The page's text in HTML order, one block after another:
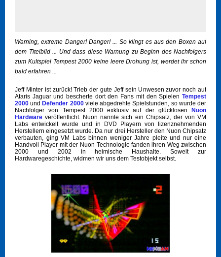
Warning, extreme Danger! Danger! ... So klingt es aus den Boxen auf
dem Titelbild ... Und dass diese Warnung zu Beginn des Nachfolgers
zum Kultspiel Tempest 2000 keine leere Drohung ist, werdet ihr schon
bald erfahren ...
Jeff Minter ist zurück! Trieb der gute Jeff sein Unwesen zuvor noch auf
Ataris Jaguar und bescherte dort den Fans mit den Spielen Tempest
2000 und Defender 2000viele abgedrehte Spielstunden, so wurde der
Nachfolger von Tempest 2000 exklusiv auf der glücklosen
Nuon
Hardware veröffentlicht. Nuon nannte sich ein Chipsatz, der von VM
Labs entwickelt wurde und in DVD Playern von lizenznehmenden
Herstellern eingesetzt wurde. Da nur drei Hersteller den Nuon Chipsatz
verbauten, ging VM Labs binnen weniger Jahre pleite und nur eine
Handvoll Player mit der Nuon-Technologie fanden ihren Weg zwischen
2000 und 2002 in heimische Haushalte. Soweit zur
Hardwaregeschichte, widmen wir uns dem Testobjekt selbst.